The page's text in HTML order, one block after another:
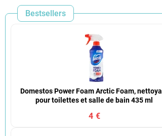
Bestsellers
Domestos Power Foam Arctic Foam,
pour toilettes et salle de bain 435 ml
4 €